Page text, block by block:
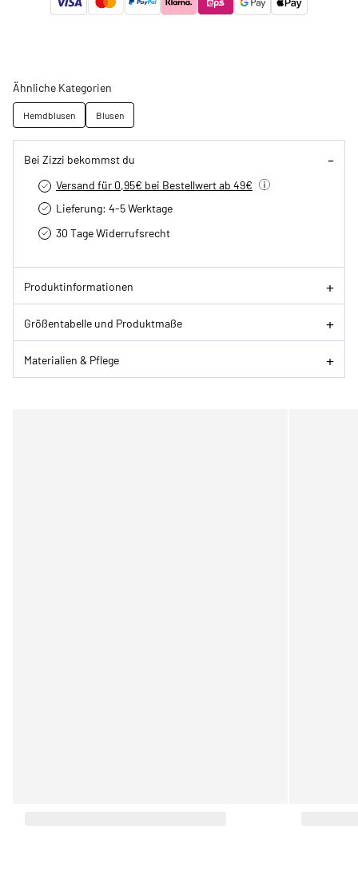
Ähnliche Kategorien
Hemdblusen Blusen
Bei Zizzi bekommst du
Versand für 0,95€ bei Bestellwert ab 49€
Lieferung: 4-5 Werktage
30 Tage Widerrufsrecht
Produktinformationen
Größentabelle und Produktmaße
Materialien & Pflege